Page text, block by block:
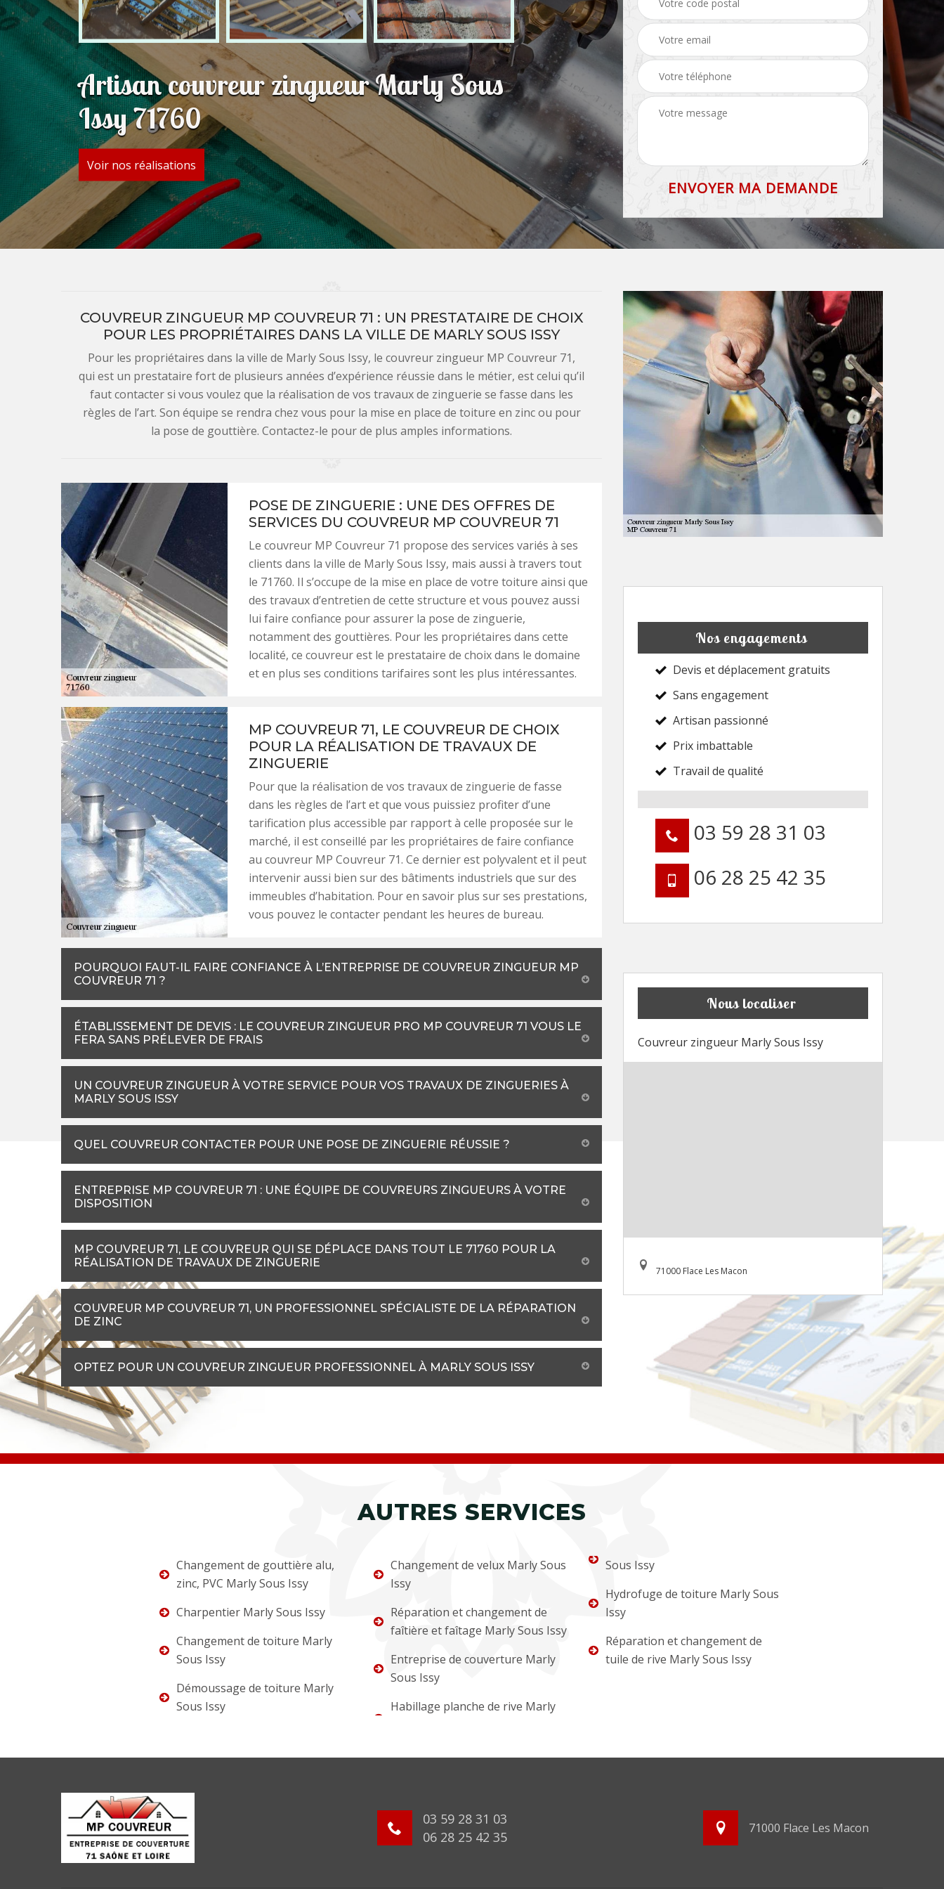
Artisan couvreur zingueur Marly Sous
Issy 71760
Voir nos réalisations
COUVREUR ZINGUEUR MP COUVREUR 71 : UN PRESTATAIRE DE CHOIX
POUR LES PROPRIÉTAIRES DANS LA VILLE DE MARLY SOUS ISSY
Pour les propriétaires dans la ville de Marly Sous Issy, le couvreur zingueur MP Couvreur 71,
qui est un prestataire fort de plusieurs années d’expérience réussie dans le métier, est celui qu’il
faut contacter si vous voulez que la réalisation de vos travaux de zinguerie se fasse dans les
règles de l’art. Son équipe se rendra chez vous pour la mise en place de toiture en zinc ou pour
la pose de gouttière. Contactez-le pour de plus amples informations.
POSE DE ZINGUERIE : UNE DES OFFRES DE
SERVICES DU COUVREUR MP COUVREUR 71
Le couvreur MP Couvreur 71 propose des services variés à ses
clients dans la ville de Marly Sous Issy, mais aussi à travers tout
le 71760. Il s’occupe de la mise en place de votre toiture ainsi que
des travaux d’entretien de cette structure et vous pouvez aussi
lui faire confiance pour assurer la pose de zinguerie,
notamment des gouttières. Pour les propriétaires dans cette
localité, ce couvreur est le prestataire de choix dans le domaine
et en plus ses conditions tarifaires sont les plus intéressantes.
MP COUVREUR 71, LE COUVREUR DE CHOIX
POUR LA RÉALISATION DE TRAVAUX DE
ZINGUERIE
Pour que la réalisation de vos travaux de zinguerie de fasse
dans les règles de l’art et que vous puissiez profiter d’une
tarification plus accessible par rapport à celle proposée sur le
marché, il est conseillé par les propriétaires de faire confiance
au couvreur MP Couvreur 71. Ce dernier est polyvalent et il peut
intervenir aussi bien sur des bâtiments industriels que sur des
immeubles d’habitation. Pour en savoir plus sur ses prestations,
vous pouvez le contacter pendant les heures de bureau.
POURQUOI FAUT-IL FAIRE CONFIANCE À L’ENTREPRISE DE COUVREUR ZINGUEUR MP
COUVREUR 71 ?
ÉTABLISSEMENT DE DEVIS : LE COUVREUR ZINGUEUR PRO MP COUVREUR 71 VOUS LE
FERA SANS PRÉLEVER DE FRAIS
UN COUVREUR ZINGUEUR À VOTRE SERVICE POUR VOS TRAVAUX DE ZINGUERIES À
MARLY SOUS ISSY
QUEL COUVREUR CONTACTER POUR UNE POSE DE ZINGUERIE RÉUSSIE ?
ENTREPRISE MP COUVREUR 71 : UNE ÉQUIPE DE COUVREURS ZINGUEURS À VOTRE
DISPOSITION
MP COUVREUR 71, LE COUVREUR QUI SE DÉPLACE DANS TOUT LE 71760 POUR LA
RÉALISATION DE TRAVAUX DE ZINGUERIE
COUVREUR MP COUVREUR 71, UN PROFESSIONNEL SPÉCIALISTE DE LA RÉPARATION
DE ZINC
OPTEZ POUR UN COUVREUR ZINGUEUR PROFESSIONNEL À MARLY SOUS ISSY
Nos engagements
Devis et déplacement gratuits
Sans engagement
Artisan passionné
Prix imbattable
Travail de qualité
03 59 28 31 03
06 28 25 42 35
Nous localiser
Couvreur zingueur Marly Sous Issy
71000 Flace Les Macon
AUTRES SERVICES
Changement de gouttière alu,
zinc, PVC Marly Sous Issy
Charpentier Marly Sous Issy
Changement de toiture Marly
Sous Issy
Démoussage de toiture Marly
Sous Issy
Changement de velux Marly Sous
Issy
Réparation et changement de
faîtière et faîtage Marly Sous Issy
Entreprise de couverture Marly
Sous Issy
Habillage planche de rive Marly
Sous Issy
Hydrofuge de toiture Marly Sous
Issy
Réparation et changement de
tuile de rive Marly Sous Issy
03 59 28 31 03
06 28 25 42 35
71000 Flace Les Macon